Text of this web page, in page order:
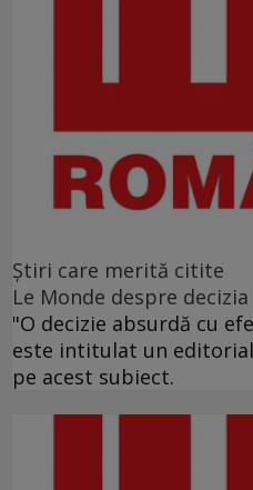
Ştiri care merită citite
Le Monde despre
"O decizie absurdă cu
este intitulat un
pe acest subiect.